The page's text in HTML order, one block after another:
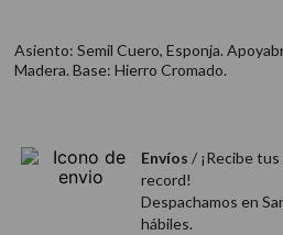
Asiento: Semil Cuero, Esponja.
Madera. Base: Hierro Cromado.
Envíos / ¡Recibe
record!
Despachamos en
hábiles.
9. acondicionador